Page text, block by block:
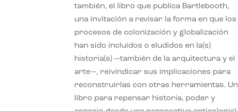
también, el libro que publica Bartlebooth,
una invitación a revisar la forma en que los
procesos de colonización y globalización
han sido incluidos o eludidos en la(s)
historia(s) —también de la arquitectura y el
arte—, reivindicar sus implicaciones para
reconstruirlas con otras herramientas. Un
libro para repensar historia, poder y